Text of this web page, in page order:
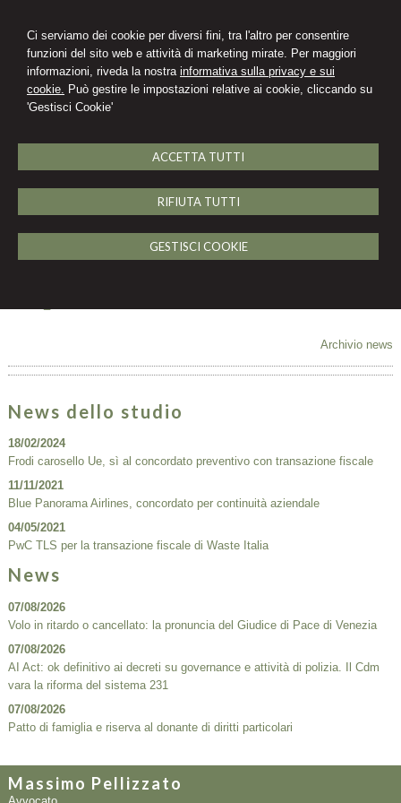
Ci serviamo dei cookie per diversi fini, tra l'altro per consentire
funzioni del sito web e attività di marketing mirate. Per maggiori
informazioni, riveda la nostra informativa sulla privacy e sui
cookie. Può gestire le impostazioni relative ai cookie, cliccando su
'Gestisci Cookie'
ACCETTA TUTTI
RIFIUTA TUTTI
GESTISCI COOKIE
MENU
Blue Panorama Airlines, concordato
per continuità aziendale
Archivio news
News dello studio
18/02/2024
Frodi carosello Ue, sì al concordato preventivo con transazione fiscale
11/11/2021
Blue Panorama Airlines, concordato per continuità aziendale
04/05/2021
PwC TLS per la transazione fiscale di Waste Italia
News
07/08/2026
Volo in ritardo o cancellato: la pronuncia del Giudice di Pace di Venezia
07/08/2026
AI Act: ok definitivo ai decreti su governance e attività di polizia. Il Cdm
vara la riforma del sistema 231
07/08/2026
Patto di famiglia e riserva al donante di diritti particolari
Massimo Pellizzato